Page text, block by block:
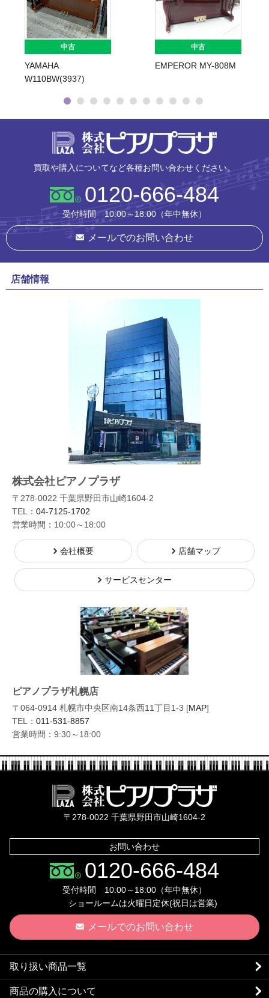
中古
YAMAHA
W110BW(3937)
中古
EMPEROR MY-808M
買取や購入についてなど各種お問い合わせください。
0120-666-484
受付時間 10:00～18:00（年中無休）
メールでのお問い合わせ
店舗情報
株式会社ピアノプラザ
〒278-0022 千葉県野田市山崎1604-2
TEL： 04-7125-1702
営業時間：10:00～18:00
会社概要 店舗マップ
サービスセンター
ピアノプラザ札幌店
〒064-0914 札幌市中央区南14条西11丁目1-3 [MAP]
TEL： 011-531-8857
営業時間：9:30～18:00
〒278-0022 千葉県野田市山崎1604-2
お問い合わせ
0120-666-484
受付時間 10:00～18:00（年中無休）
ショールームは火曜日定休(祝日は営業)
メールでのお問い合わせ
取り扱い商品一覧
商品の購入について